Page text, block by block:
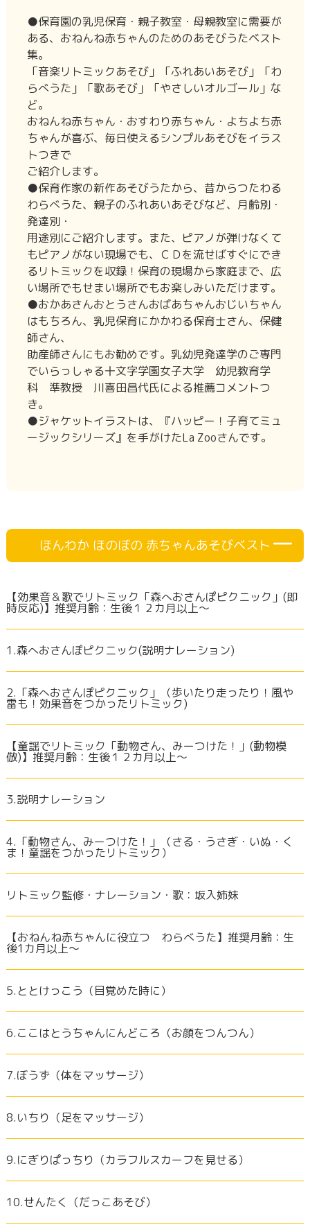
●保育園の乳児保育・親子教室・母親教室に需要が
ある、おねんね赤ちゃんのためのあそびうたベスト
集。
「音楽リトミックあそび」「ふれあいあそび」「わ
らべうた」「歌あそび」「やさしいオルゴール」な
ど。
おねんね赤ちゃん・おすわり赤ちゃん・よちよち赤
ちゃんが喜ぶ、毎日使えるシンプルあそびをイラス
トつきで
ご紹介します。
●保育作家の新作あそびうたから、昔からつたわる
わらべうた、親子のふれあいあそびなど、月齢別・
発達別・
用途別にご紹介します。また、ピアノが弾けなくて
もピアノがない現場でも、ＣＤを流せばすぐにでき
るリトミックを収録！保育の現場から家庭まで、広
い場所でもせまい場所でもお楽しみいただけます。
●おかあさんおとうさんおばあちゃんおじいちゃん
はもちろん、乳児保育にかかわる保育士さん、保健
師さん、
助産師さんにもお勧めです。乳幼児発達学のご専門
でいらっしゃる十文字学園女子大学 幼児教育学
科 準教授 川喜田昌代氏による推薦コメントつ
き。
●ジャケットイラストは、『ハッピー！子育てミュ
ージックシリーズ』を手がけたLa Zooさんです。
ほんわか ほのぼの 赤ちゃんあそびベスト
【効果音＆歌でリトミック「森へおさんぽピクニック」(即
時反応)】推奨月齢：生後１２カ月以上～
1.森へおさんぽピクニック(説明ナレーション)
2.「森へおさんぽピクニック」（歩いたり走ったり！風や
雷も！効果音をつかったリトミック)
【童謡でリトミック「動物さん、みーつけた！」(動物模
倣)】推奨月齢：生後１２カ月以上～
3.説明ナレーション
4.「動物さん、みーつけた！」（さる・うさぎ・いぬ・く
ま！童謡をつかったリトミック）
リトミック監修・ナレーション・歌：坂入姉妹
【おねんね赤ちゃんに役立つ わらべうた】推奨月齢：生
後1カ月以上～
5.ととけっこう（目覚めた時に）
6.ここはとうちゃんにんどころ（お顔をつんつん）
7.ぼうず（体をマッサージ）
8.いちり（足をマッサージ）
9.にぎりぱっちり（カラフルスカーフを見せる）
10.せんたく（だっこあそび）